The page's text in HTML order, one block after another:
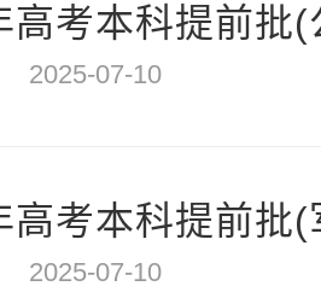
高考本科提前批
2025-07-10
高考本科提前批
2025-07-10